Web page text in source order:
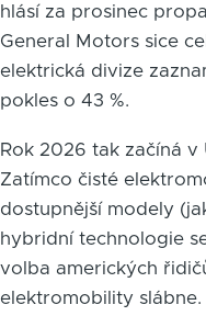
hlásí za prosinec
General Motors sice
elektrická divize
pokles o 43 %.
Rok 2026 tak začíná v
Zatímco čisté
dostupnější modely
hybridní technologie
volba amerických
elektromobility slábne.